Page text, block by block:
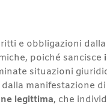
e obbligazioni
poiché sancisce
situazioni
manifestazione
legittima, che